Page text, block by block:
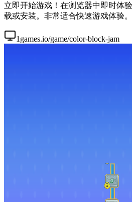
立即开始游戏！在浏览器中即时体
载或安装。非常适合快速游戏体验。
1games.io/game/color-block-jam